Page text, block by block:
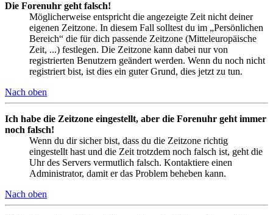
Die Forenuhr geht falsch!
Möglicherweise entspricht die angezeigte Zeit nicht deiner
eigenen Zeitzone. In diesem Fall solltest du im „Persönlichen
Bereich“ die für dich passende Zeitzone (Mitteleuropäische
Zeit, ...) festlegen. Die Zeitzone kann dabei nur von
registrierten Benutzern geändert werden. Wenn du noch nicht
registriert bist, ist dies ein guter Grund, dies jetzt zu tun.
Nach oben
Ich habe die Zeitzone eingestellt, aber die Forenuhr geht immer
noch falsch!
Wenn du dir sicher bist, dass du die Zeitzone richtig
eingestellt hast und die Zeit trotzdem noch falsch ist, geht die
Uhr des Servers vermutlich falsch. Kontaktiere einen
Administrator, damit er das Problem beheben kann.
Nach oben